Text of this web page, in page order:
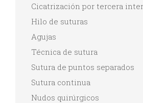
Cicatrización por tercera
Hilo de suturas
Agujas
Técnica de sutura
Sutura de puntos separados
Sutura continua
Nudos quirúrgicos